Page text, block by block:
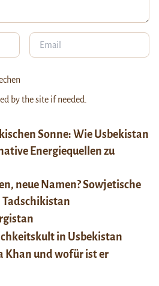
Sonne: Wie Usbekistan
Energiequellen zu
neue Namen? Sowjetische
in Usbekistan
Khan und wofür ist er
by the site if needed.